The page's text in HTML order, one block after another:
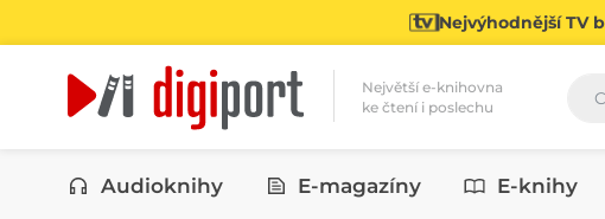
Nejvýhodnější TV
Největší e-knihovna
ke čtení i poslechu
Kategorie
Audioknihy E-magazíny E-knihy